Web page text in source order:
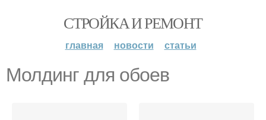
СТРОЙКА И РЕМОНТ
главная новости статьи
Молдинг для обоев